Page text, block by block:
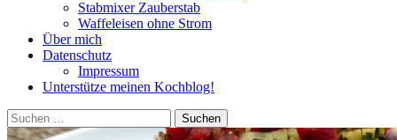
Stabmixer Zauberstab
Waffeleisen ohne Strom
Über mich
Datenschutz
Impressum
Unterstütze meinen Kochblog!
Suchen
nach: